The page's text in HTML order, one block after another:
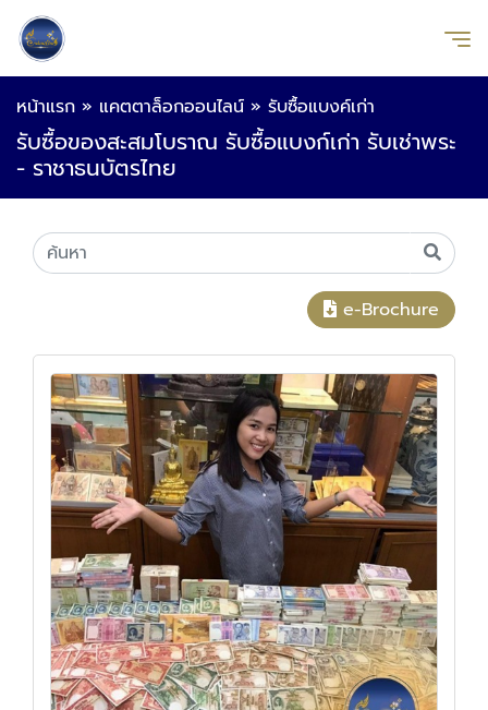
หน้าแรก » แคตตาล็อกออนไลน์ » รับซื้อแบงค์เก่า
รับซื้อของสะสมโบราณ รับซื้อแบงก์เก่า รับเช่าพระ
- ราชาธนบัตรไทย
e-Brochure